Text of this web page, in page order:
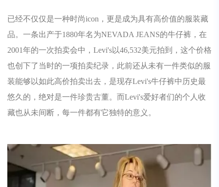
已经不仅仅是一种时尚icon，更是成为具有高价值的服装藏
品。一条出产于1880年名为NEVADA JEANS的牛仔裤，在
2001年的一次拍卖会中，Levi's以46,532美元拍到，这个价格
也创下了当时的一项拍卖纪录，此前还从未有一件类似的服
装能够以如此高价拍卖出去，是现存Levi's牛仔裤中历史最
悠久的，绝对是一件珍贵古董。而Levi's爱好者们的个人收
藏也从未间断，每一件都有它独特的意义。